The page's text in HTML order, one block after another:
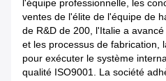
l'équipe professionnelle, les
ventes de l'élite de l'équipe de
de R&D de 200, l'Italie a
et les processus de fabrication,
pour exécuter le système
qualité ISO9001. La société